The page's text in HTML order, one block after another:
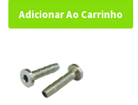
Adicionar Ao Carrinho